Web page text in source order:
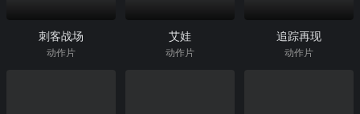
刺客战场
动作片
艾娃
动作片
追踪再现
动作片